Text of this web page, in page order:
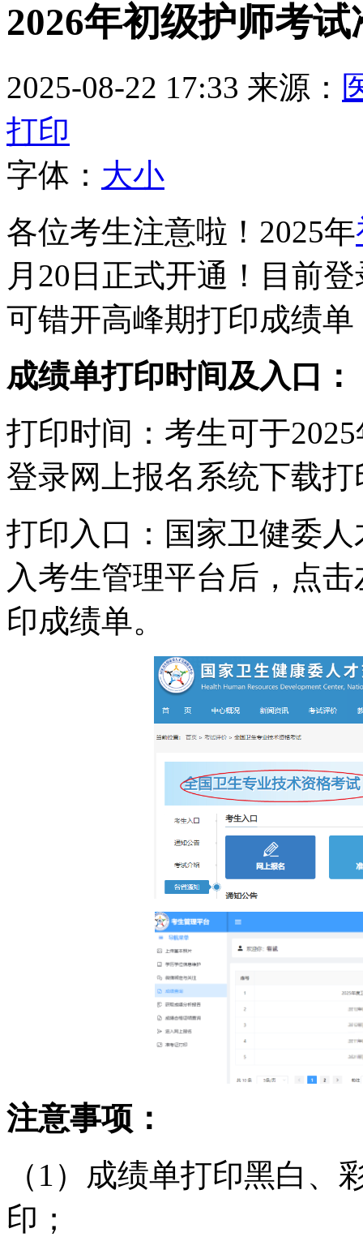
2026年初级护师考
2025-08-22 17:33 来源：
打印
字体： 大小
各位考生注意啦！2025年
月20日正式开通！目前
可错开高峰期打印成绩单
成绩单打印时间及入口：
打印时间：考生可于
登录网上报名系统下载
打印入口： 国家卫健委
入考生管理平台后，点
印成绩单。
注意事项：
（1）成绩单打印黑白
印；